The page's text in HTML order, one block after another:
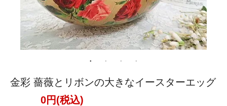
金彩 薔薇とリボンの大きなイースターエッグ
0円(税込)